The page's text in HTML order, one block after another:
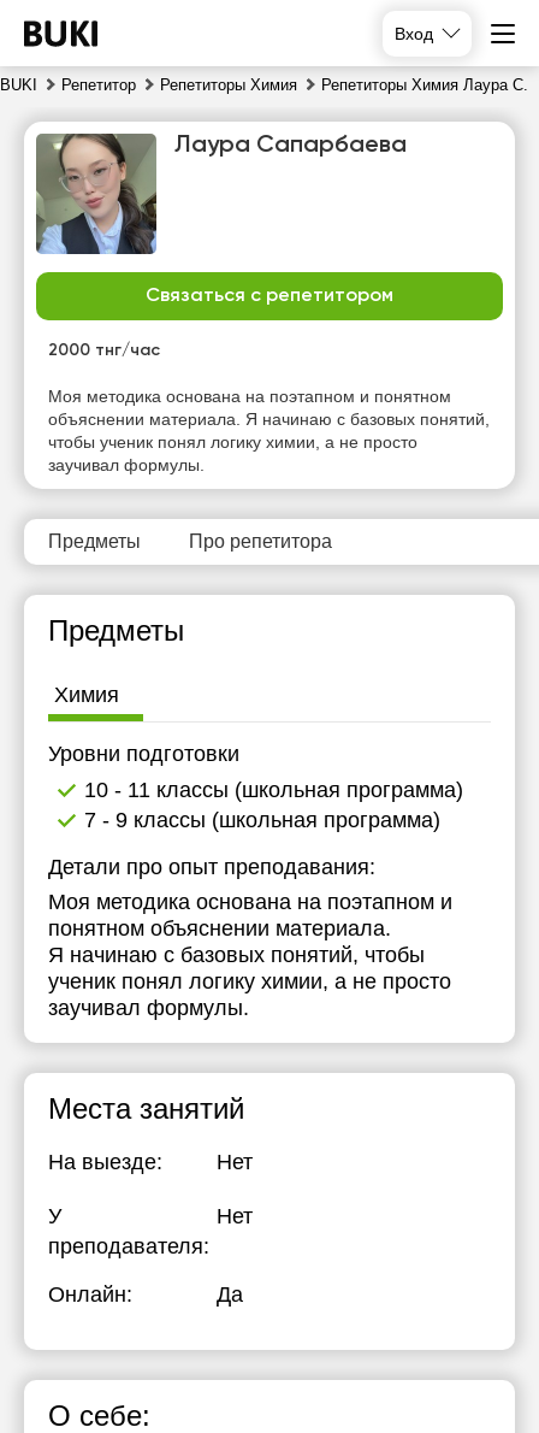
Вход
BUKI Репетитор Репетиторы Химия Репетиторы Химия Лаура С.
Лаура Сапарбаева
Связаться с репетитором
2000 тнг/час
Моя методика основана на поэтапном и понятном
объяснении материала. Я начинаю с базовых понятий,
чтобы ученик понял логику химии, а не просто
заучивал формулы.
Предметы Про репетитора
Предметы
Химия
Уровни подготовки
10 - 11 классы (школьная программа)
7 - 9 классы (школьная программа)
Детали про опыт преподавания:
Моя методика основана на поэтапном и
понятном объяснении материала.
Я начинаю с базовых понятий, чтобы
ученик понял логику химии, а не просто
заучивал формулы.
Места занятий
На выезде: Нет
У
преподавателя:
Нет
Онлайн: Да
О себе:
пн
10
Нет
свободных
часов
10:00
10:30
11:00
11:30
13:30
14:00
10:00
11:00
11:30
14:00
10:00
11:00
11:30
14:00